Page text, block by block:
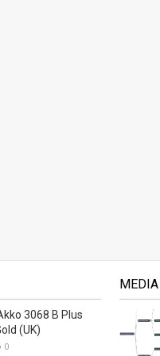
3068 B Plus
(UK)
0
MEDIA